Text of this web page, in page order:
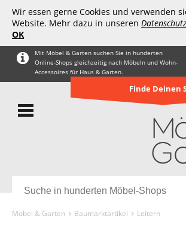
Wir essen gerne Cookies und verwenden
Website. Mehr dazu in unseren
OK
Mit Möbel & Garten suchen Sie in hunderten
Online-Shops gleichzeitig nach Möbeln und Wohn-
Accessoires für Haus & Garten.
Finde Deinen
Möbel & Garten Baumarktartikel Leitern